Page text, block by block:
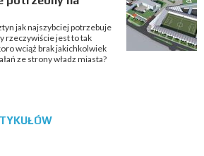
jak najszybciej potrzebuje
rzeczywiście jest to tak
wciąż brak jakichkolwiek
ze strony władz miasta?